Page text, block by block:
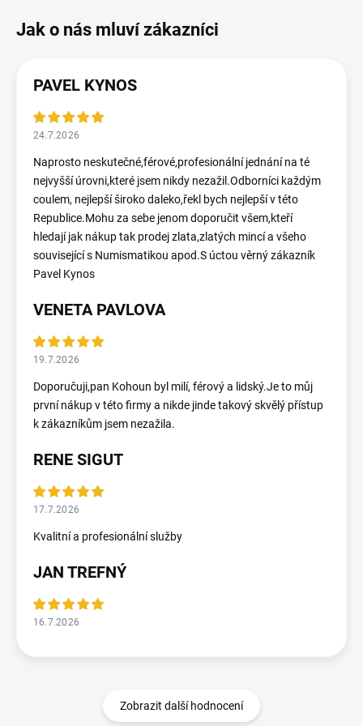
PAVEL KYNOS
24.7.2026
Naprosto neskutečné,férové,profesionální jednání na té
nejvyšší úrovni,které jsem nikdy nezažil.Odborníci každým
coulem, nejlepší široko daleko,řekl bych nejlepší v této
Republice.Mohu za sebe jenom doporučit všem,kteří
hledají jak nákup tak prodej zlata,zlatých mincí a všeho
související s Numismatikou apod.S úctou věrný zákazník
Pavel Kynos
VENETA PAVLOVA
19.7.2026
Doporučuji,pan Kohoun byl milí, férový a lidský.Je to můj
první nákup v této firmy a nikde jinde takový skvělý přístup
k zákazníkům jsem nezažila.
RENE SIGUT
17.7.2026
Kvalitní a profesionální služby
JAN TREFNÝ
16.7.2026
Zobrazit další hodnocení